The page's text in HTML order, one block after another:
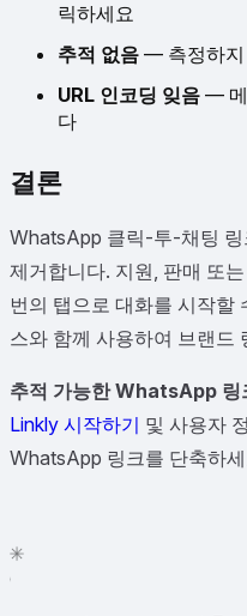
릭하세요
추적 없음 — 측정하지
URL 인코딩 잊음 — 메
다
결론
WhatsApp 클릭-투-채팅
제거합니다. 지원, 판매 또
번의 탭으로 대화를 시작할
스와 함께 사용하여 브랜드
추적 가능한 WhatsApp 링
Linkly 시작하기 및 사용자
WhatsApp 링크를 단축하
●